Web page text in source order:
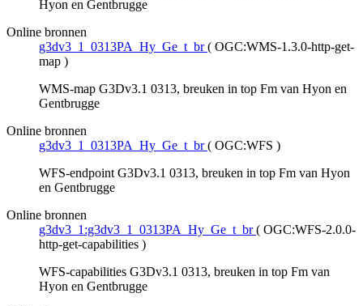
Hyon en Gentbrugge
Online bronnen
g3dv3_1_0313PA_Hy_Ge_t_br ( OGC:WMS-1.3.0-http-get-
map )
WMS-map G3Dv3.1 0313, breuken in top Fm van Hyon en
Gentbrugge
Online bronnen
g3dv3_1_0313PA_Hy_Ge_t_br ( OGC:WFS )
WFS-endpoint G3Dv3.1 0313, breuken in top Fm van Hyon
en Gentbrugge
Online bronnen
g3dv3_1:g3dv3_1_0313PA_Hy_Ge_t_br ( OGC:WFS-2.0.0-
http-get-capabilities )
WFS-capabilities G3Dv3.1 0313, breuken in top Fm van
Hyon en Gentbrugge